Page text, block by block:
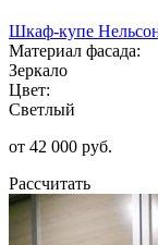
Шкаф-купе
Материал фасада:
Зеркало
Цвет:
Светлый
от 42 000 руб.
Рассчитать